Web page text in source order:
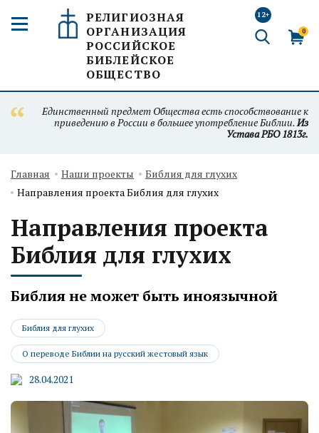
РЕЛИГИОЗНАЯ
ОРГАНИЗАЦИЯ
РОССИЙСКОЕ
БИБЛЕЙСКОЕ
ОБЩЕСТВО
12+
0
Единственный предмет Общества есть способствование к
приведению в России в большее употребление Библии.Из
Устава РБО 1813г.
Главная Наши проекты
Библия для глухих
Направления проекта Библия для глухих
Направления проекта
Библия для глухих
Библия не может быть иноязычной
Библия для глухих
О переводе Библии на русский жестовый язык
28.04.2021